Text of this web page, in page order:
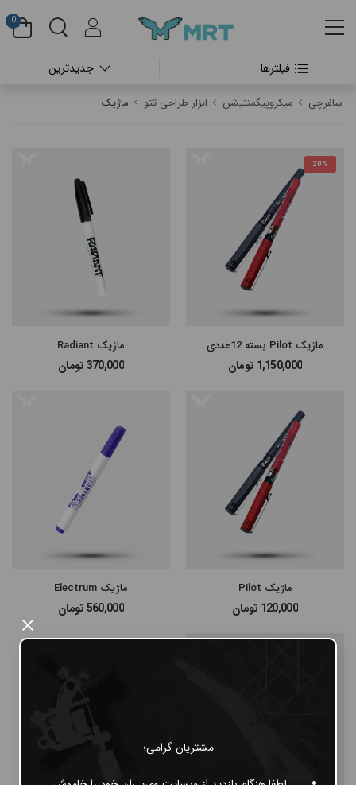
مشتریان گرامی؛
×
#بدون دسته بندی
#پن شارژی تتو
#پن شارژی RECTOR
#پن شارژی EZ MACHINE
#سایر پن‌های شارژی
0
ساغرچی میکروپیگمنتیشن ابزار طراحی تتو ماژیک
فیلترها جدیدترین
20%
ماژیک Pilot بسته 12عددی
1,150,000 تومان
ماژیک Radiant
370,000تومان
ماژیک Pilot
120,000 تومان
ماژیک Electrum
560,000تومان